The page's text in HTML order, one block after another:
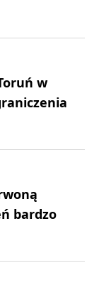
w
bardzo